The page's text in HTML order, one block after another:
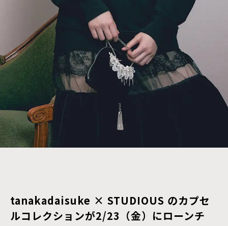
tanakadaisuke × STUDIOUS のカプセ
ルコレクションが2/23（金）にローンチ